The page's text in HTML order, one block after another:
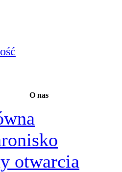
O nas
otwarcia